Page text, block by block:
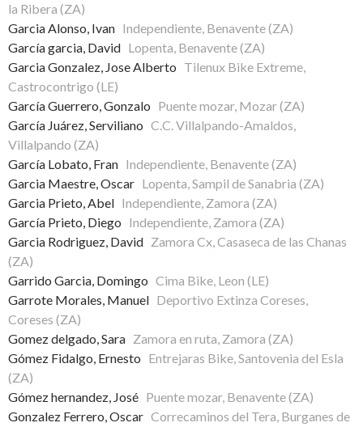
la Ribera (ZA)
Garcia Alonso, Ivan Independiente, Benavente (ZA)
García garcia, David Lopenta, Benavente (ZA)
Garcia Gonzalez, Jose Alberto Tilenux Bike Extreme,
Castrocontrigo (LE)
García Guerrero, Gonzalo Puente mozar, Mozar (ZA)
García Juárez, Serviliano C.C. Villalpando-Amaldos,
Villalpando (ZA)
García Lobato, Fran Independiente, Benavente (ZA)
Garcia Maestre, Oscar Lopenta, Sampil de Sanabria (ZA)
Garcia Prieto, Abel Independiente, Zamora (ZA)
García Prieto, Diego Independiente, Zamora (ZA)
Garcia Rodriguez, David Zamora Cx, Casaseca de las Chanas
(ZA)
Garrido Garcia, Domingo Cima Bike, Leon (LE)
Garrote Morales, Manuel Deportivo Extinza Coreses,
Coreses (ZA)
Gomez delgado, Sara Zamora en ruta, Zamora (ZA)
Gómez Fidalgo, Ernesto Entrejaras Bike, Santovenia del Esla
(ZA)
Gómez hernandez, José Puente mozar, Benavente (ZA)
Gonzalez Ferrero, Oscar Correcaminos del Tera, Burganes de